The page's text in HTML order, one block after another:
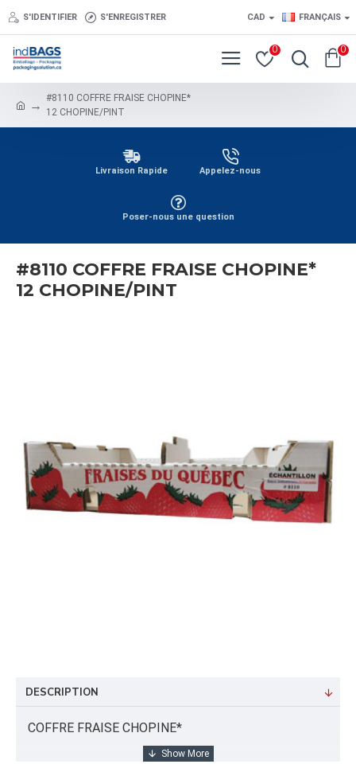
S'IDENTIFIER S'ENREGISTRER CAD FRANÇAIS
0 0
#8110 COFFRE FRAISE CHOPINE*
12 CHOPINE/PINT
Livraison Rapide Appelez-nous
Poser-nous une question
#8110 COFFRE FRAISE CHOPINE*
12 CHOPINE/PINT
DESCRIPTION
COFFRE FRAISE CHOPINE*